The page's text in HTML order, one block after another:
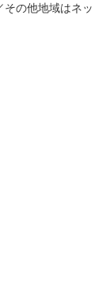
の他地域はネッ